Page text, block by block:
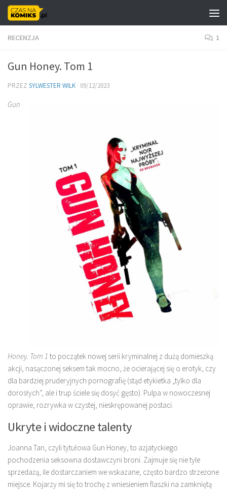
Skip to content
RECENZJA 1
Gun Honey. Tom 1
PRZEZ SYLWESTER WILK · 09/12/2023
Gun
Honey. Tom 1 to początek nowej serii kryminalnej z dużą domieszką
akcji, nasączonej seksem tak mocno, że ocierającej się o erotyk, czy
dla bardziej pruderyjnych pornografię (stąd etykietka „tylko dla
dorosłych”, ale i trup ściele się dosyć gęsto). Pulpa w nowoczesnej
oprawie, rozrywka w czystej, nieskrępowanej postaci.
Ukryte i widoczne talenty
Joanna Tan, czyli tytułowa Gun Honey, to azjatyckiego
pochodzenia seksowna dostawczyni broni. Zajmuje się nie tyle
sprzedażą, ile dostarczaniem we wskazane, często bardzo strzeżone
miejsce. Kojarzy mi się to trochę z wniesieniem flaszki na zamkniętą